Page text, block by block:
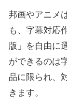
邦画やアニメ
も、字幕対応
版」を自由に
ができるのは
品に限られ、
きます。